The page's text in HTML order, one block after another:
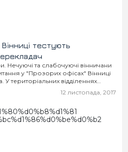
тестують
Нечуючі та слабочуючі вінничани
у "Прозорих офісах" Вінниці
територіальних відділеннях
міста для обслуговування
12 листопада, 2017